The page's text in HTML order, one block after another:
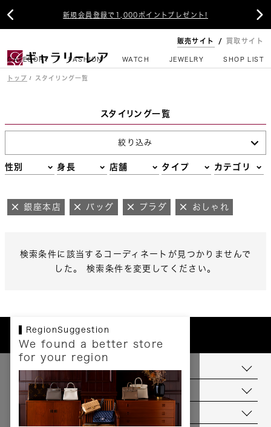
新規会員登録で1,000ポイントプレゼント!
 
販売サイト 買取サイト
CATEGORY FASHION WATCH JEWELRY SHOP LIST
トップ スタイリング一覧
スタイリング一覧
絞り込み
性別 身長 店舗 タイプ カテゴリ
銀座本店 バッグ プラダ おしゃれ
検索条件に該当するコーディネートが見つかりませんで
した。 検索条件を変更してください。
RegionSuggestion
We found a better store
for your region
お支払いについて
配送について
送料について